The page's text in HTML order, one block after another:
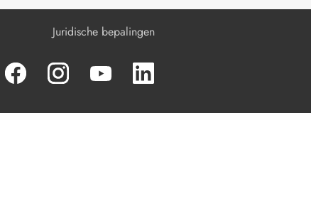
Juridische bepalingen